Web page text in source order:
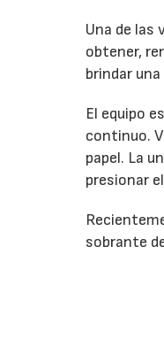
Una de las
obtener,
brindar
El equipo
continuo.
papel. La
presionar
sobrante